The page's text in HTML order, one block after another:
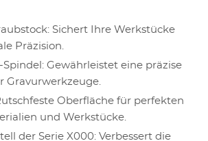
Sichert Ihre Werkstücke
Präzision.
Gewährleistet eine präzise
Gravurwerkzeuge.
Oberfläche für perfekten
und Werkstücke.
der Serie X000: Verbessert die